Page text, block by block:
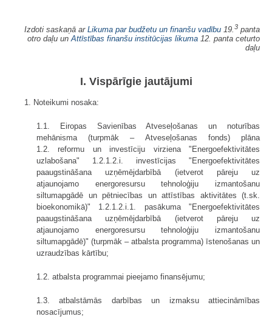
Izdoti saskaņā ar Likuma par budžetu un finanšu vadību 19.3 panta
otro daļu unAttīstības finanšu institūcijas likuma 12. panta ceturto
daļu
I. Vispārīgie jautājumi
1. Noteikumi nosaka:
1.1. Eiropas Savienības Atveseļošanas un noturības
mehānisma (turpmāk – Atveseļošanas fonds) plāna
1.2. reformu un investīciju virziena "Energoefektivitātes
uzlabošana" 1.2.1.2.i. investīcijas "Energoefektivitātes
paaugstināšana uzņēmējdarbībā (ietverot pāreju uz
atjaunojamo energoresursu tehnoloģiju izmantošanu
siltumapgādē un pētniecības un attīstības aktivitātes (t.sk.
bioekonomikā)" 1.2.1.2.i.1. pasākuma "Energoefektivitātes
paaugstināšana uzņēmējdarbībā (ietverot pāreju uz
atjaunojamo energoresursu tehnoloģiju izmantošanu
siltumapgādē)" (turpmāk – atbalsta programma) īstenošanas un
uzraudzības kārtību;
1.2. atbalsta programmai pieejamo finansējumu;
1.3. atbalstāmās darbības un izmaksu attiecināmības
nosacījumus;